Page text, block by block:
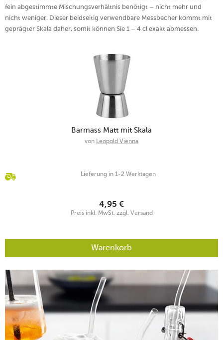
fein abgestimmte Mischungsverhältnis benötigt – nicht mehr und
nicht weniger. Dieser beidseitig verwendbare Messbecher kommt mit
geprägter Skala daher, somit können Sie 1 – 4 cl exakt abmessen.
Barmass Matt mit Skala
von Leopold Vienna
Lieferung in 1-2 Werktagen
4,95 €
Preis inkl. MwSt. zzgl. Versand
Warenkorb